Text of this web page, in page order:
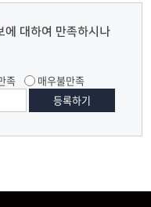
에 대하여 만족하시나
족 매우불만족